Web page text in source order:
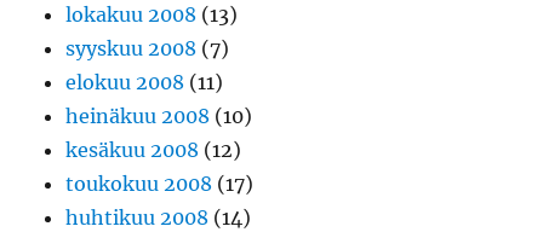
lokakuu 2008 (13)
syyskuu 2008 (7)
elokuu 2008 (11)
heinäkuu 2008 (10)
kesäkuu 2008 (12)
toukokuu 2008 (17)
huhtikuu 2008 (14)